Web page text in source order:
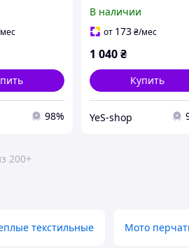
98%
Синие
В наличии
от 173 ₴/мес
1 040 ₴
Купить
YeS-shop
200+
текстильные Мото